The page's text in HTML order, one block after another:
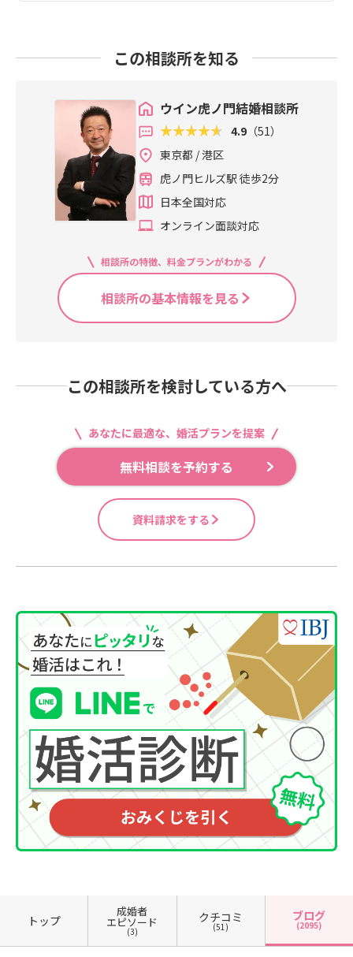
この相談所を知る
ウイン虎ノ門結婚相談所
4.9 （51）
東京都 / 港区
虎ノ門ヒルズ駅 徒歩2分
日本全国対応
オンライン面談対応
相談所の特徴、料金プランがわかる
相談所の基本情報を見る
この相談所を検討している方へ
あなたに最適な、婚活プランを提案
無料相談を予約する
資料請求をする
トップ
成婚者
エピソード
(3)
クチコミ
(51)
ブログ
(2095)